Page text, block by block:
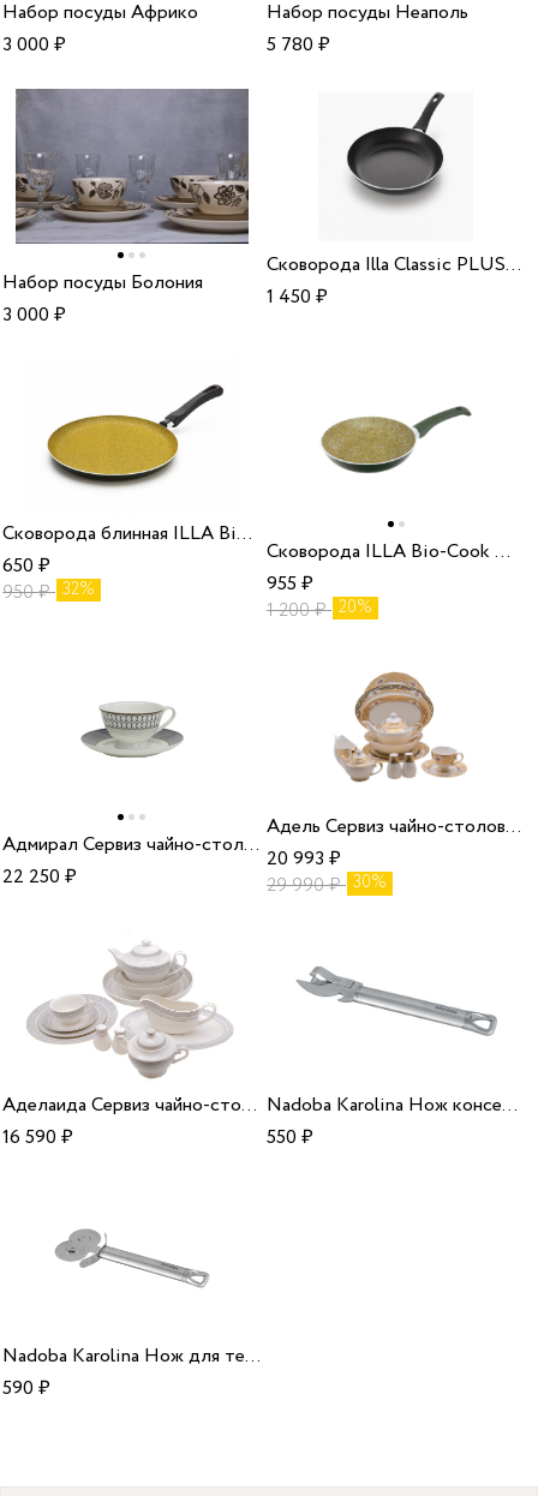
Набор посуды Африко
3 000₽
Набор посуды Неаполь
5 780₽
Набор посуды Болония
3 000₽
Сковорода Illa Classic PLUS CL1224PL 24 см. Италия
1 450₽
Сковорода блинная ILLA Bio-Cook OIL, 25 см
650₽
950₽ 32%
Сковорода ILLA Bio-Cook OIL, 20 см (BO1220)
955₽
1 200₽ 20%
Адмирал Сервиз чайно-столовый 12 персон 70 предметов/1
22 250₽
Адель Сервиз чайно-столовый 12 персон 70 предметов/1
20 993₽
29 990₽ 30%
Аделаида Сервиз чайно-столовый 12 персон 69 предметов/1
16 590₽
Nadoba Karolina Нож консервный/1
550₽
Nadoba Karolina Нож для теста/1
590₽